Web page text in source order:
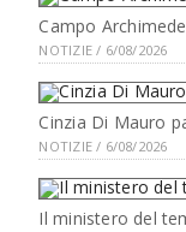
Campo
NOTIZIE / 6/08/2026
Cinzia Di Mauro
NOTIZIE / 6/08/2026
Il ministero del